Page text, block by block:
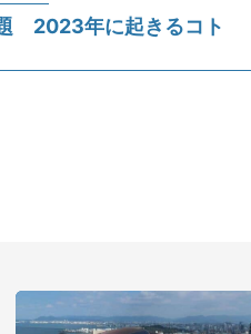
2023年に起きるコト